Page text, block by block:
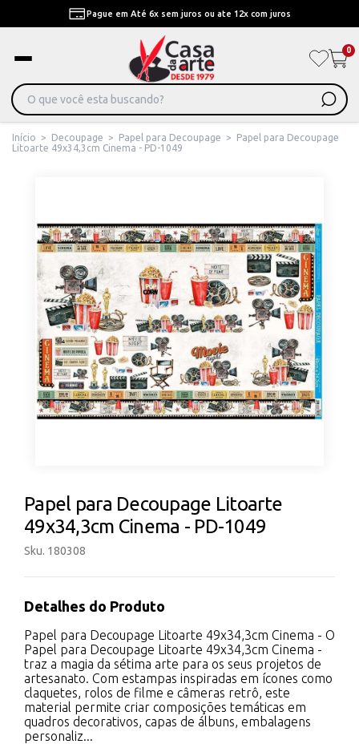
Pague em Até 6x sem juros ou ate 12x com juros
0
Início > Decoupage > Papel para Decoupage >
Papel para Decoupage
Litoarte 49x34,3cm Cinema - PD-1049
Papel para Decoupage Litoarte
49x34,3cm Cinema - PD-1049
Sku. 180308
Detalhes do Produto
Papel para Decoupage Litoarte 49x34,3cm Cinema - O
Papel para Decoupage Litoarte 49x34,3cm Cinema -
traz a magia da sétima arte para os seus projetos de
artesanato. Com estampas inspiradas em ícones como
claquetes, rolos de filme e câmeras retrô, este
material permite criar composições temáticas em
quadros decorativos, capas de álbuns, embalagens
personaliz...